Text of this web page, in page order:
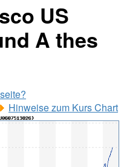
US
A thes
Hinweise zum Kurs Chart